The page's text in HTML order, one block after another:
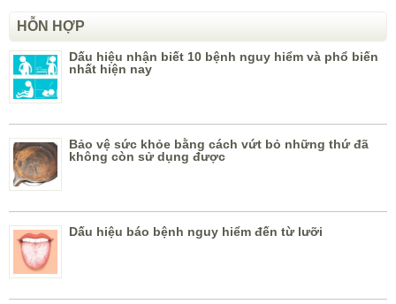
HỖN HỢP
Dấu hiệu nhận biết 10 bệnh nguy hiểm và phổ biến
nhất hiện nay
Bảo vệ sức khỏe bằng cách vứt bỏ những thứ đã
không còn sử dụng được
Dấu hiệu báo bệnh nguy hiểm đến từ lưỡi